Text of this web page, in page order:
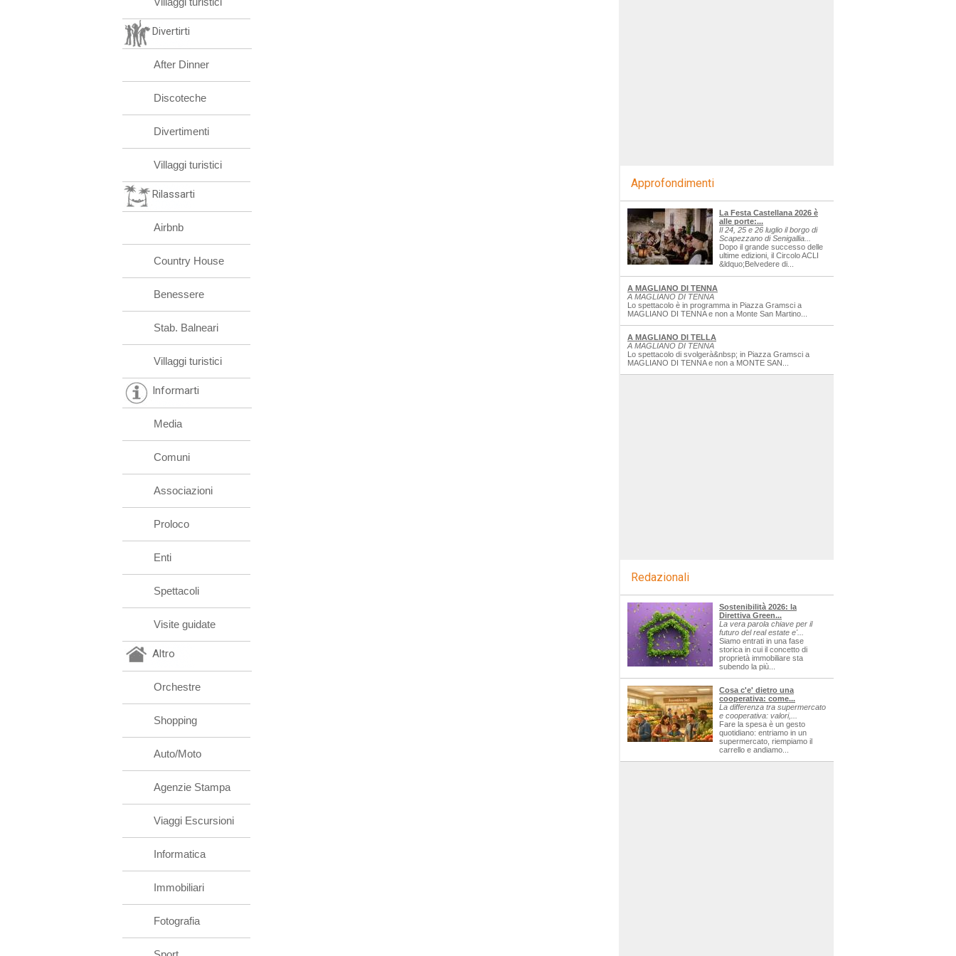
Divertirti
After Dinner
Discoteche
Divertimenti
Villaggi turistici
Rilassarti
Airbnb
Country House
Benessere
Stab. Balneari
Villaggi turistici
Informarti
Media
Comuni
Associazioni
Proloco
Enti
Spettacoli
Visite guidate
Altro
Orchestre
Shopping
Auto/Moto
Agenzie Stampa
Viaggi Escursioni
Informatica
Immobiliari
Fotografia
Approfondimenti
La Festa Castellana 2026 è
alle porte:...
Il 24, 25 e 26 luglio il borgo di
Scapezzano di Senigallia...
Dopo il grande successo delle
ultime edizioni, il Circolo ACLI
&ldquo;Belvedere di...
A MAGLIANO DI TENNA
A MAGLIANO DI TENNA
Lo spettacolo è in programma in Piazza Gramsci a
MAGLIANO DI TENNA e non a Monte San Martino...
A MAGLIANO DI TELLA
A MAGLIANO DI TENNA
Lo spettacolo di svolgerà&nbsp; in Piazza Gramsci a
MAGLIANO DI TENNA e non a MONTE SAN...
Redazionali
Sostenibilità 2026: la
Direttiva Green...
La vera parola chiave per il
futuro del real estate e'...
Siamo entrati in una fase
storica in cui il concetto di
proprietà immobiliare sta
subendo la più...
Cosa c'e' dietro una
cooperativa: come...
La differenza tra supermercato
e cooperativa: valori,...
Fare la spesa è un gesto
quotidiano: entriamo in un
supermercato, riempiamo il
carrello e andiamo...